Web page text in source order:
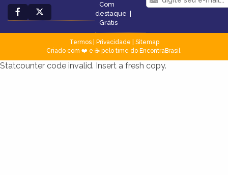
Com
destaque
Grátis
Termos| Privacidade
Sitemap
Criado com ❤️ e ☕ pelo time do EncontraBrasil
Statcounter code invalid. Insert a fresh copy.